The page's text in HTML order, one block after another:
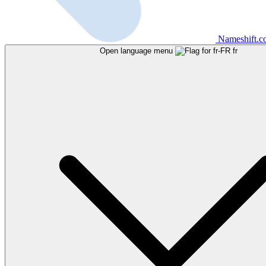
Open language menu fr